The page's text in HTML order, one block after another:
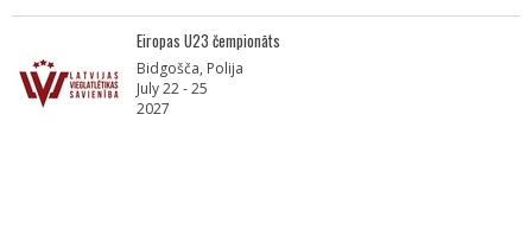
Eiropas U23 čempionāts
Bidgošča, Polija
July 22 - 25
2027